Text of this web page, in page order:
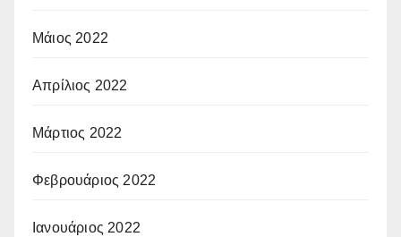
Μάιος 2022
Απρίλιος 2022
Μάρτιος 2022
Φεβρουάριος 2022
Ιανουάριος 2022